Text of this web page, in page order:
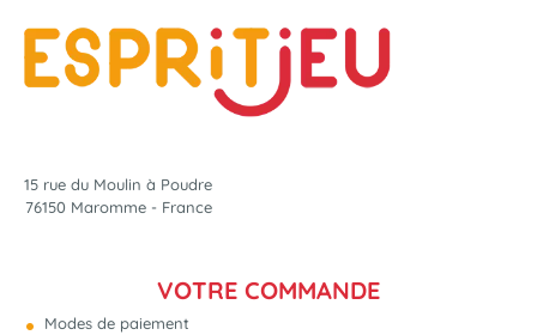
15 rue du Moulin à Poudre
76150 Maromme - France
VOTRE COMMANDE
Modes de paiement